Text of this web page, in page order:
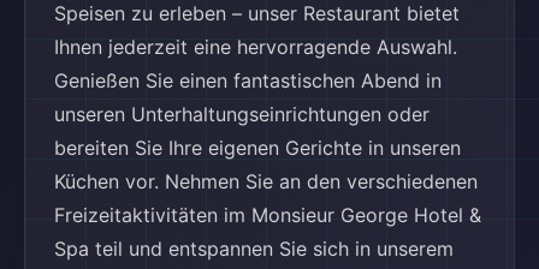
Speisen zu erleben – unser Restaurant bietet
Ihnen jederzeit eine hervorragende Auswahl.
Genießen Sie einen fantastischen Abend in
unseren Unterhaltungseinrichtungen oder
bereiten Sie Ihre eigenen Gerichte in unseren
Küchen vor. Nehmen Sie an den verschiedenen
Freizeitaktivitäten im Monsieur George Hotel &
Spa teil und entspannen Sie sich in unserem